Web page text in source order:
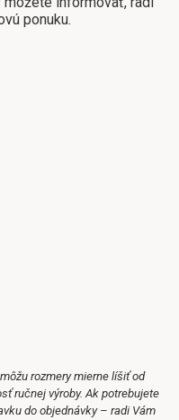
ponuku.
rozmery mierne líšiť od
ručnej výroby. Ak potrebujete
do objednávky – radi Vám